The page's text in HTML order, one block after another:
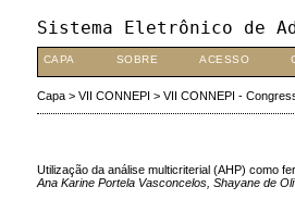
Sistema Eletrônico de
CAPA SOBRE ACESSO
Capa> VII CONNEPI > VII CONNEPI -
Utilização da análise multicriterial (AHP) como
Ana Karine Portela Vasconcelos, Shayane de